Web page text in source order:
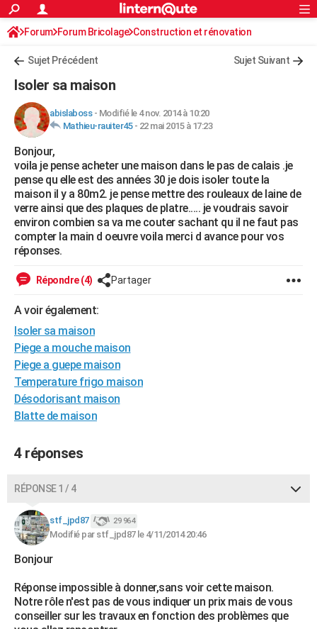
ACTUALITÉS
Politique
Société
Faits Divers
Education
Monde
Villes
+
FINANCE
Retraite
Impôts
Epargne
Immobilier
Risques naturels par ville
Banque
Assurance
Crédit
AUTO
Essais
Réserver un essai
Citadines
Berlines
SUV
Forum auto
+HIGH-TECH
Mobiles
Meilleur smartphone
Internet
Ordinateurs
Jeux vidéo
Guide high-tech
+BRICOLAGE
Forum
Aménagement intérieur
Extérieur
Cuisine
Salle de bains
Jardinage
Rangement
WEEK-END
Guides de France
Escapades
Patrimoine
Expositions
Musées
Week-end nature
LIFESTYLE
Art de vivre
Bien-être
Loisirs
Mode
Modes de vie
SANTE
VOYAGE
Destinations
City break
Voyage nature
Voyage de noces
Forum
Climat
PHOTO
GUIDES D'ACHAT
BONS PLANS
CARTE DE VOEUX
Carte de Noël
Carte Bonne année
Carte Saint-Valentin
Carte Pâques
Carte d'anniversaire
DICTIONNAIRE
S'inscrire
Se connecter
Lycées
Collèges
Primaires
Universités
Entreprises
Service militaire
Avis de recherche
AVIS DE DÉCÈS
FORUM
Bricolage
Lifestyle
Culture
Sport
Auto
Television
Voyage
Cinema
Rechercher
S'inscrire
Connexion
Forum Forum Bricolage Construction et rénovation
Sujet Précédent Sujet Suivant
Isoler sa maison
abislaboss- Modifié le 4 nov. 2014 à 10:20
Mathieu-rauiter45- 22 mai 2015 à 17:23
Bonjour,
voila je pense acheter une maison dans le pas de calais .je
pense qu elle est des années 30 je dois isoler toute la
maison il y a 80m2. je pense mettre des rouleaux de laine de
verre ainsi que des plaques de platre..... je voudrais savoir
environ combien sa va me couter sachant qu il ne faut pas
compter la main d oeuvre voila merci d avance pour vos
réponses.
Répondre (4) Partager
A voir également:
Isoler sa maison
Piege a mouche maison
Piege a guepe maison
Temperature frigo maison
Désodorisant maison
Blatte de maison
4 réponses
RÉPONSE 1 / 4
stf_jpd87 29 964
Modifié par stf_jpd87 le 4/11/2014 20:46
Bonjour
Réponse impossible à donner,sans voir cette maison.
Notre rôle n'est pas de vous indiquer un prix mais de vous
conseiller sur les travaux en fonction des problèmes que